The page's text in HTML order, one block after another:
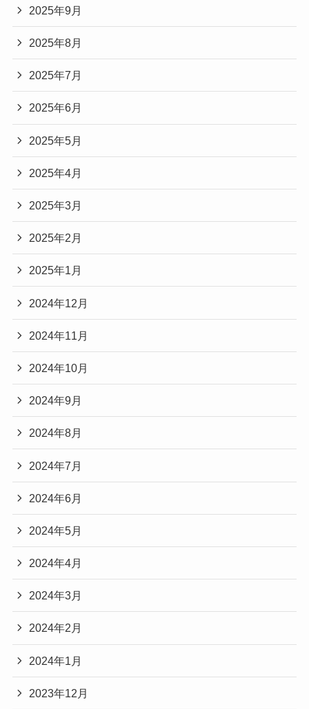
2025年9月
2025年8月
2025年7月
2025年6月
2025年5月
2025年4月
2025年3月
2025年2月
2025年1月
2024年12月
2024年11月
2024年10月
2024年9月
2024年8月
2024年7月
2024年6月
2024年5月
2024年4月
2024年3月
2024年2月
2024年1月
2023年12月